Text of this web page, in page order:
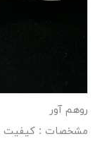
روهم آور
مشخصات : کیفیت